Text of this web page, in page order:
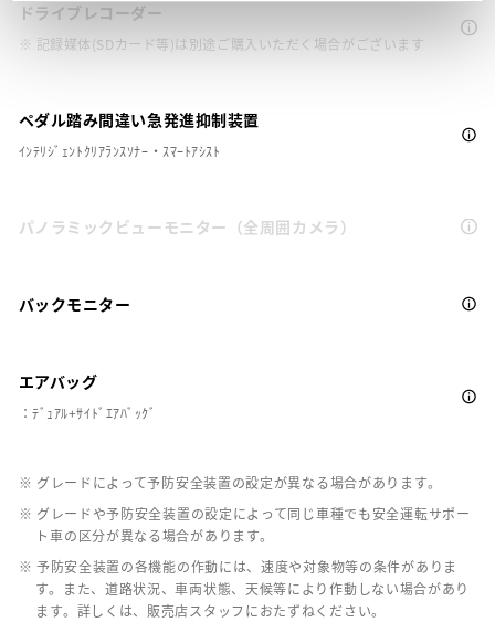
ドライブレコーダー
※ 記録媒体(SDカード等)は別途ご購入いただく場合がございます
ペダル踏み間違い急発進抑制装置
ｲﾝﾃﾘｼﾞｪﾝﾄｸﾘｱﾗﾝｽｿﾅｰ・ｽﾏｰﾄｱｼｽﾄ
パノラミックビューモニター（全周囲カメラ）
バックモニター
エアバッグ
：ﾃﾞｭｱﾙ+ｻｲﾄﾞｴｱﾊﾞｯｸﾞ
※ グレードによって予防安全装置の設定が異なる場合があります。
※ グレードや予防安全装置の設定によって同じ車種でも安全運転サポー
ト車の区分が異なる場合があります。
※ 予防安全装置の各機能の作動には、速度や対象物等の条件がありま
す。また、道路状況、車両状態、天候等により作動しない場合があり
ます。詳しくは、販売店スタッフにおたずねください。